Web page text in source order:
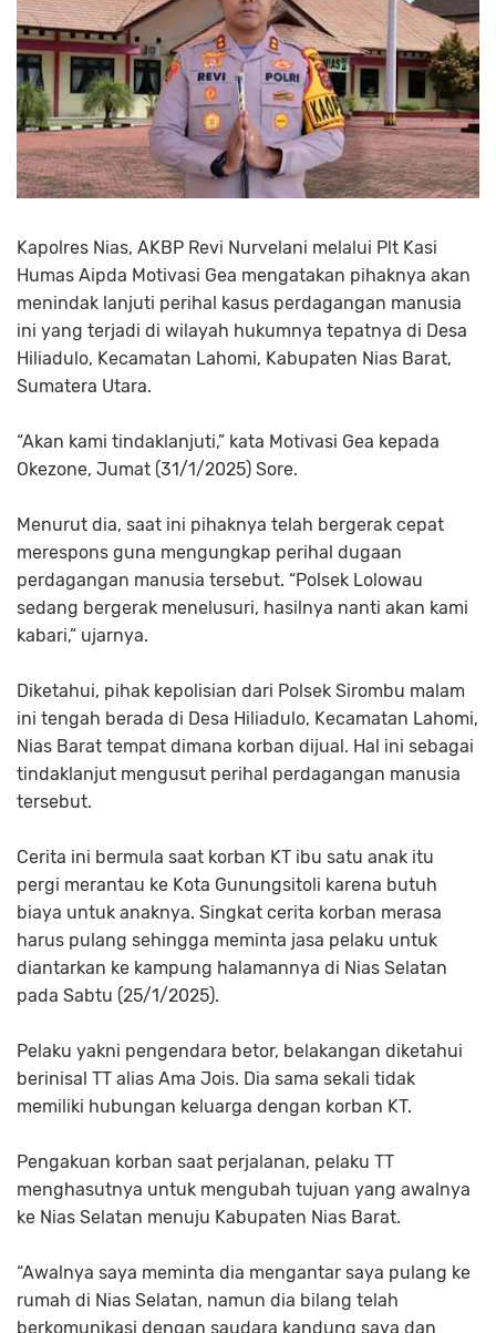
Kapolres Nias, AKBP Revi Nurvelani melalui Plt Kasi
Humas Aipda Motivasi Gea mengatakan pihaknya akan
menindak lanjuti perihal kasus perdagangan manusia
ini yang terjadi di wilayah hukumnya tepatnya di Desa
Hiliadulo, Kecamatan Lahomi, Kabupaten Nias Barat,
Sumatera Utara.
“Akan kami tindaklanjuti,” kata Motivasi Gea kepada
Okezone, Jumat (31/1/2025) Sore.
Menurut dia, saat ini pihaknya telah bergerak cepat
merespons guna mengungkap perihal dugaan
perdagangan manusia tersebut. “Polsek Lolowau
sedang bergerak menelusuri, hasilnya nanti akan kami
kabari,” ujarnya.
Diketahui, pihak kepolisian dari Polsek Sirombu malam
ini tengah berada di Desa Hiliadulo, Kecamatan Lahomi,
Nias Barat tempat dimana korban dijual. Hal ini sebagai
tindaklanjut mengusut perihal perdagangan manusia
tersebut.
Cerita ini bermula saat korban KT ibu satu anak itu
pergi merantau ke Kota Gunungsitoli karena butuh
biaya untuk anaknya. Singkat cerita korban merasa
harus pulang sehingga meminta jasa pelaku untuk
diantarkan ke kampung halamannya di Nias Selatan
pada Sabtu (25/1/2025).
Pelaku yakni pengendara betor, belakangan diketahui
berinisal TT alias Ama Jois. Dia sama sekali tidak
memiliki hubungan keluarga dengan korban KT.
Pengakuan korban saat perjalanan, pelaku TT
menghasutnya untuk mengubah tujuan yang awalnya
ke Nias Selatan menuju Kabupaten Nias Barat.
“Awalnya saya meminta dia mengantar saya pulang ke
rumah di Nias Selatan, namun dia bilang telah
berkomunikasi dengan saudara kandung saya dan